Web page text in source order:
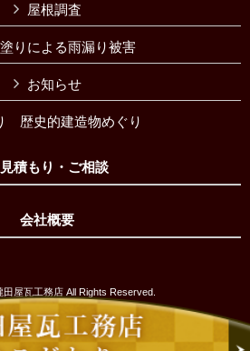
屋根調査
りによる雨漏り被害
お知らせ
歴史的建造物めぐり
積もり・ご相談
会社概要
屋瓦工務店 All Rights Reserved.